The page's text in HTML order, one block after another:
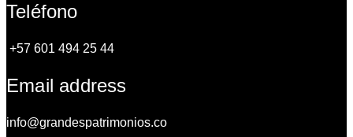
Teléfono
+57 601 494 25 44
Email address
info@grandespatrimonios.co